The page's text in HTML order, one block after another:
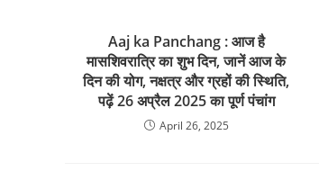
Aaj ka Panchang : आज है
मासशिवरात्रि का शुभ दिन, जानें आज के
दिन की योग, नक्षत्र और ग्रहों की स्थिति,
पढ़ें 26 अप्रैल 2025 का पूर्ण पंचांग
April 26, 2025